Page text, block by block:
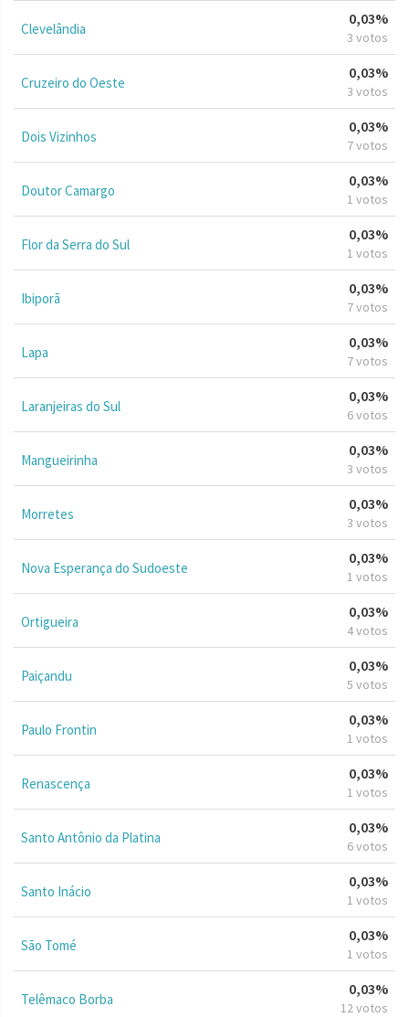
Clevelândia
0,03%
3 votos
Cruzeiro do Oeste
0,03%
3 votos
Dois Vizinhos
0,03%
7 votos
Doutor Camargo
0,03%
1 votos
Flor da Serra do Sul
0,03%
1 votos
Ibiporã
0,03%
7 votos
Lapa
0,03%
7 votos
Laranjeiras do Sul
0,03%
6 votos
Mangueirinha
0,03%
3 votos
Morretes
0,03%
3 votos
Nova Esperança do Sudoeste
0,03%
1 votos
Ortigueira
0,03%
4 votos
Paiçandu
0,03%
5 votos
Paulo Frontin
0,03%
1 votos
Renascença
0,03%
1 votos
Santo Antônio da Platina
0,03%
6 votos
Santo Inácio
0,03%
1 votos
São Tomé
0,03%
1 votos
Telêmaco Borba
0,03%
12 votos